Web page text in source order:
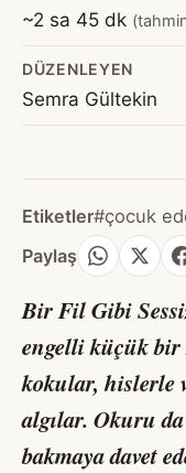
~2 sa 45 dk
DÜZENLEYEN
Semra Gültekin
Etiketler#çocuk
Paylaş
Bir Fil Gibi
engelli küçük bir
kokular, hislerle
algılar. Okuru
bakmaya davet